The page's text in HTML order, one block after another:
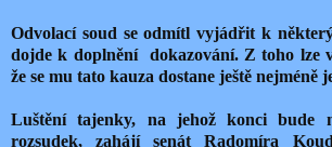
Odvolací soud se odmítl vyjádřit k
dojde k doplnění
dokazování. Z toho lze
že se mu tato kauza dostane ještě nejméně
Luštění tajenky, na jehož konci bude
rozsudek, zahájí senát Radomíra